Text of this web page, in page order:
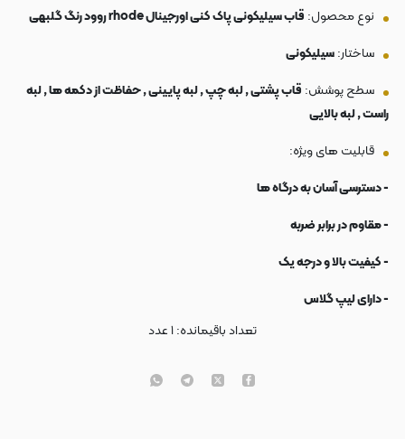
نوع محصول: قاب سیلیکونی پاک کنی اورجینال rhode روود رنگ گلبهی
ساختار:سیلیکونی
سطح پوشش: قاب پشتی , لبه چپ , لبه پایینی , حفاظت از دکمه ها , لبه
راست , لبه بالایی
قابلیت های ویژه:
- دسترسی آسان به درگاه ها
- مقاوم در برابر ضربه
- کیفیت بالا و درجه یک
- دارای لیپ گلاس
تعداد باقیمانده:۱عدد